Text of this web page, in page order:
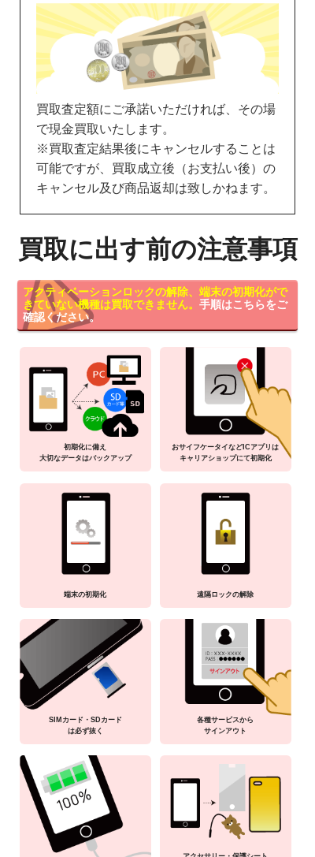
買取査定額にご承諾いただければ、その場
で現金買取いたします。
※買取査定結果後にキャンセルすることは
可能ですが、買取成立後（お支払い後）の
キャンセル及び商品返却は致しかねます。
買取に出す前の注意事項
アクティベーションロックの解除、端末の初期化がで
きていない機種は買取できません。 手順はこちらをご
確認ください。
初期化に備え
大切なデータはバックアップ
おサイフケータイなどICアプリは
キャリアショップにて初期化
端末の初期化 遠隔ロックの解除
SIMカード・SDカード
は必ず抜く
各種サービスから
サインアウト